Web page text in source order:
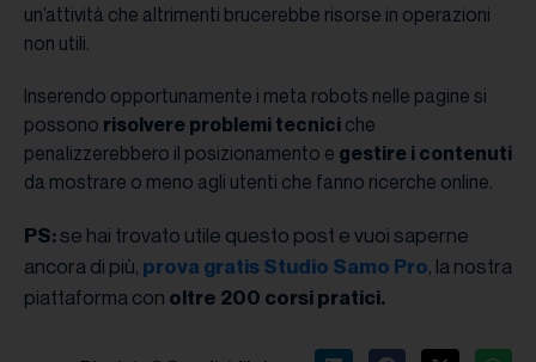
un’attività che altrimenti brucerebbe risorse in operazioni
non utili.
Inserendo opportunamente i meta robots nelle pagine si
possono risolvere problemi tecnici che
penalizzerebbero il posizionamento e gestire i contenuti
da mostrare o meno agli utenti che fanno ricerche online.
PS:se hai trovato utile questo post e vuoi saperne
ancora di più, prova gratis Studio Samo Pro, la nostra
piattaforma con oltre 200 corsi pratici.